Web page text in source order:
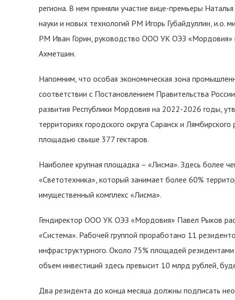
региона. В нем приняли участие вице-премьеры
науки и новых технологий РМ Игорь Губайдуллин, и.о.
РМ Иван Горин, руководство ООО УК ОЭЗ
Ахметшин.
Напомним, что особая экономическая зона
соответствии с Постановлением Правительства
развития Республики Мордовия на 2022-2026 годы,
территориях городского округа Саранск и
площадью свыше 377 гектаров.
Наиболее крупная площадка – «Лисма». Здесь более
«Светотехника», который занимает более 60%
имущественный комплекс «Лисма».
Гендиректор ООО УК ОЭЗ «Мордовия» Павел Рыков
«Система». Рабочей группой проработано 11
инфраструктурного. Около 75% площадей
объем инвестиций здесь превысит 10 млрд рублей,
Два резидента до конца месяца должны подписать